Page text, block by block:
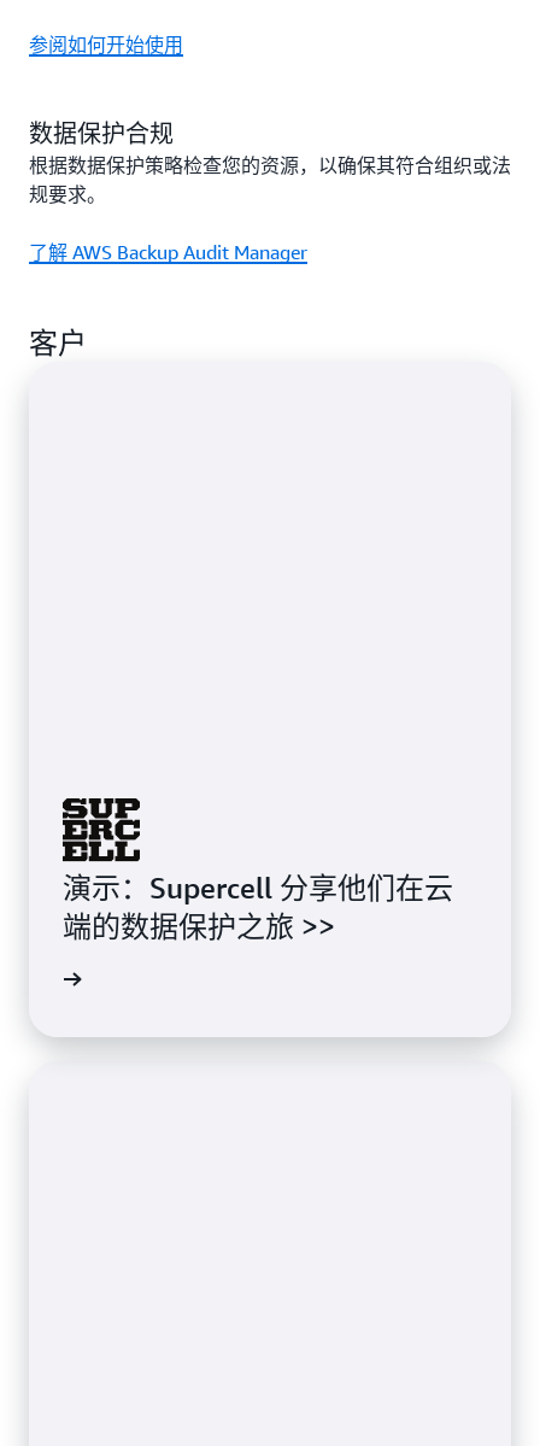
参阅如何开始使用
数据保护合规
根据数据保护策略检查您的资源，以确保其符合组织或法
规要求。
了解 AWS Backup Audit Manager
客户
演示：Supercell 分享他们在云
端的数据保护之旅 >>